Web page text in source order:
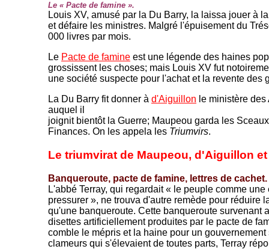
Le « Pacte de famine ».
Louis XV, amusé par la Du Barry, la laissa jouer à
et défaire les ministres. Malgré l'épuisement du
000 livres par mois.
Le Pacte de famine est une légende des haines
grossissent les choses; mais Louis XV fut
une société suspecte pour l'achat et la revente des
La Du Barry fit donner à d'Aiguillon le ministère
auquel il
joignit bientôt la Guerre; Maupeou garda les
Finances. On les appela les Triumvirs.
Le triumvirat de Maupeou, d'Aiguillon
Banqueroute, pacte de famine, lettres de cachet.
L'abbé Terray, qui regardait « le peuple comme
pressurer », ne trouva d'autre remède pour réduire
qu'une banqueroute. Cette banqueroute survenant
disettes artificiellement produites par le pacte de
comble le mépris et la haine pour un
clameurs qui s'élevaient de toutes parts, Terray